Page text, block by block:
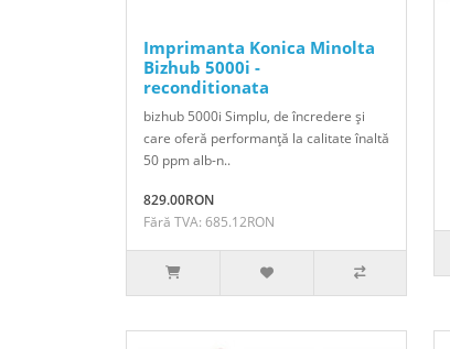
Imprimanta Konica Minolta
Bizhub 5000i -
reconditionata
bizhub 5000i Simplu, de încredere şi
care oferă performanţă la calitate înaltă
50 ppm alb-n..
829.00RON
Fără TVA: 685.12RON